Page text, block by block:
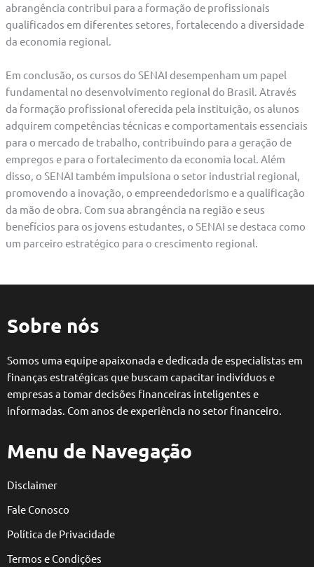
abrangência contribui para a formação de profissionais
qualificados em diferentes setores, fortalecendo a diversidade
da economia regional.
Em conclusão, os cursos do SENAI desempenham um papel
fundamental no desenvolvimento regional do Brasil. Através
da formação profissional oferecida pela instituição, os alunos
adquirem competências técnicas e comportamentais essenciais
para o mercado de trabalho, contribuindo para a geração de
empregos e para o fortalecimento da economia local. Além
disso, o SENAI também impulsiona o setor industrial regional,
promovendo a inovação, o empreendedorismo e a qualificação
da mão de obra. Com sua abrangência na região e seus
benefícios para os jovens estudantes, o SENAI se destaca como
um parceiro estratégico para o crescimento regional.
Sobre nós
Somos uma equipe apaixonada e dedicada de especialistas em
finanças estratégicas que buscam capacitar indivíduos e
empresas a tomar decisões financeiras inteligentes e
informadas. Com anos de experiência no setor financeiro.
Menu de Navegação
Disclaimer
Fale Conosco
Política de Privacidade
Termos e Condições